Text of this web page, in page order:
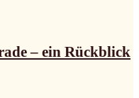
– ein Rückblick